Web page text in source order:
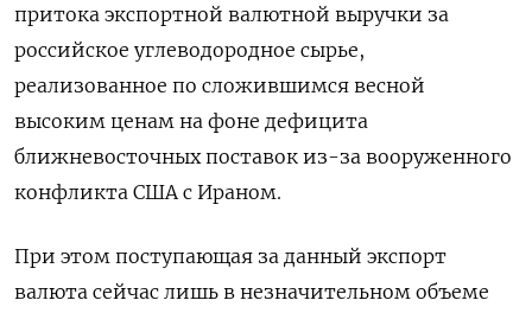
притока экспортной валютной ‌выручки за
российское углеводородное сырье,
реализованное по сложившимся весной
высоким ценам на фоне дефицита
ближневосточных поставок из-за вооруженного
конфликта США ​с Ираном.
При этом поступающая за данный экспорт
валюта сейчас лишь в незначительном объеме